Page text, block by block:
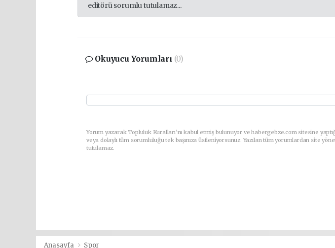
editörü sorumlu tutulamaz...
Okuyucu Yorumları (0)
Yorum yazarak Topluluk Kuralları’nı kabul etmiş bulunuyor ve habergebze.com sitesine
veya dolaylı tüm sorumluluğu tek başınıza üstleniyorsunuz. Yazılan tüm yorumlardan site
tutulamaz.
Anasayfa Spor